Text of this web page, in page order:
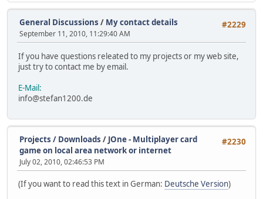
#2229
General Discussions / My contact details
September 11, 2010, 11:29:40 AM
If you have questions releated to my projects or my web site,
just try to contact me by email.
E-Mail:
info@stefan1200.de
#2230
Projects / Downloads / JOne - Multiplayer card
game on local area network or internet
July 02, 2010, 02:46:53 PM
(If you want to read this text in German: Deutsche Version)